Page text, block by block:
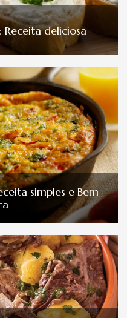
Receita deliciosa
simples e Bem